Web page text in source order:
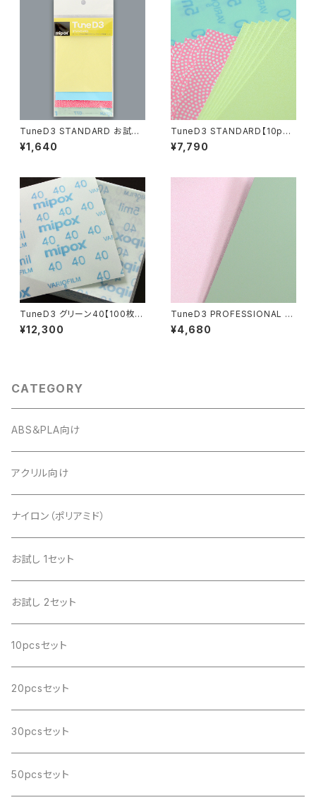
TuneD3 STANDARD お試し
キット【8枚入り】
¥1,640
TuneD3 STANDARD【10pcs
セット／計40枚入】
¥7,790
TuneD3 グリーン40【100枚
入】
¥12,300
TuneD3 PROFESSIONAL 【1
0pcsセット／計20枚入】
¥4,680
CATEGORY
ABS＆PLA向け
アクリル向け
ナイロン（ポリアミド）
お試し 1セット
お試し 2セット
10pcsセット
20pcsセット
30pcsセット
50pcsセット